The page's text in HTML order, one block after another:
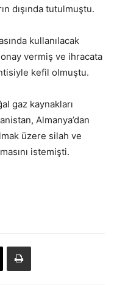
dışında tutulmuştu.
kullanılacak
onay vermiş ve ihracata
kefil olmuştu.
gaz kaynakları
Almanya’dan
üzere silah ve
istemişti.